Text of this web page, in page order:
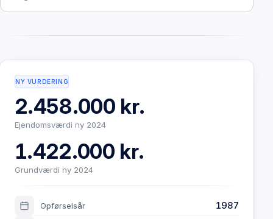
NY VURDERING
2.458.000 kr.
Ejendomsværdi ny 2024
1.422.000 kr.
Grundværdi ny 2024
Opførselsår 1987